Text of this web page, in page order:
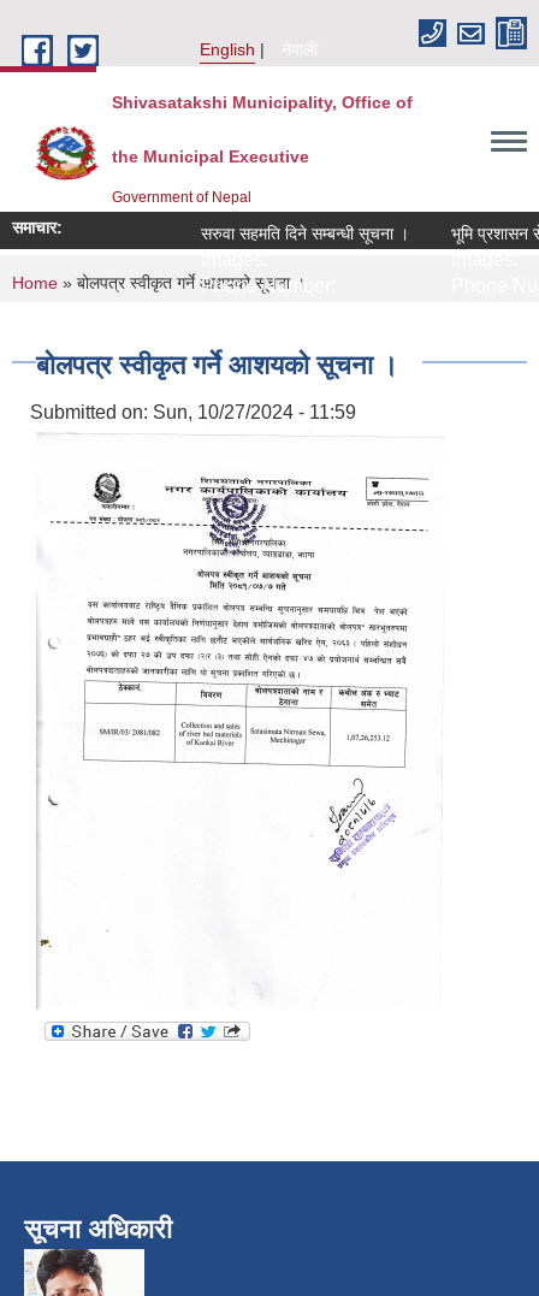
English
नेपाली
Shivasatakshi Municipality, Office of
the Municipal Executive
Government of Nepal
समाचार: सरुवा सहमति दिने सम्बन्धी सूचना ।
Phone Number:
भूमि प्रशासन
You are here
Home » बोलपत्र स्वीकृत गर्ने आशयको सूचना ।
बोलपत्र स्वीकृत गर्ने आशयको सूचना ।
Submitted on: Sun, 10/27/2024 - 11:59
सूचना अधिकारी